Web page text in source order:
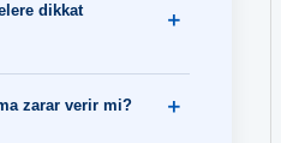
dikkat
zarar verir mi?